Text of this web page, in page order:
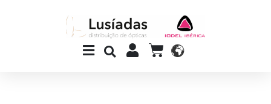
Main
Menu
CART